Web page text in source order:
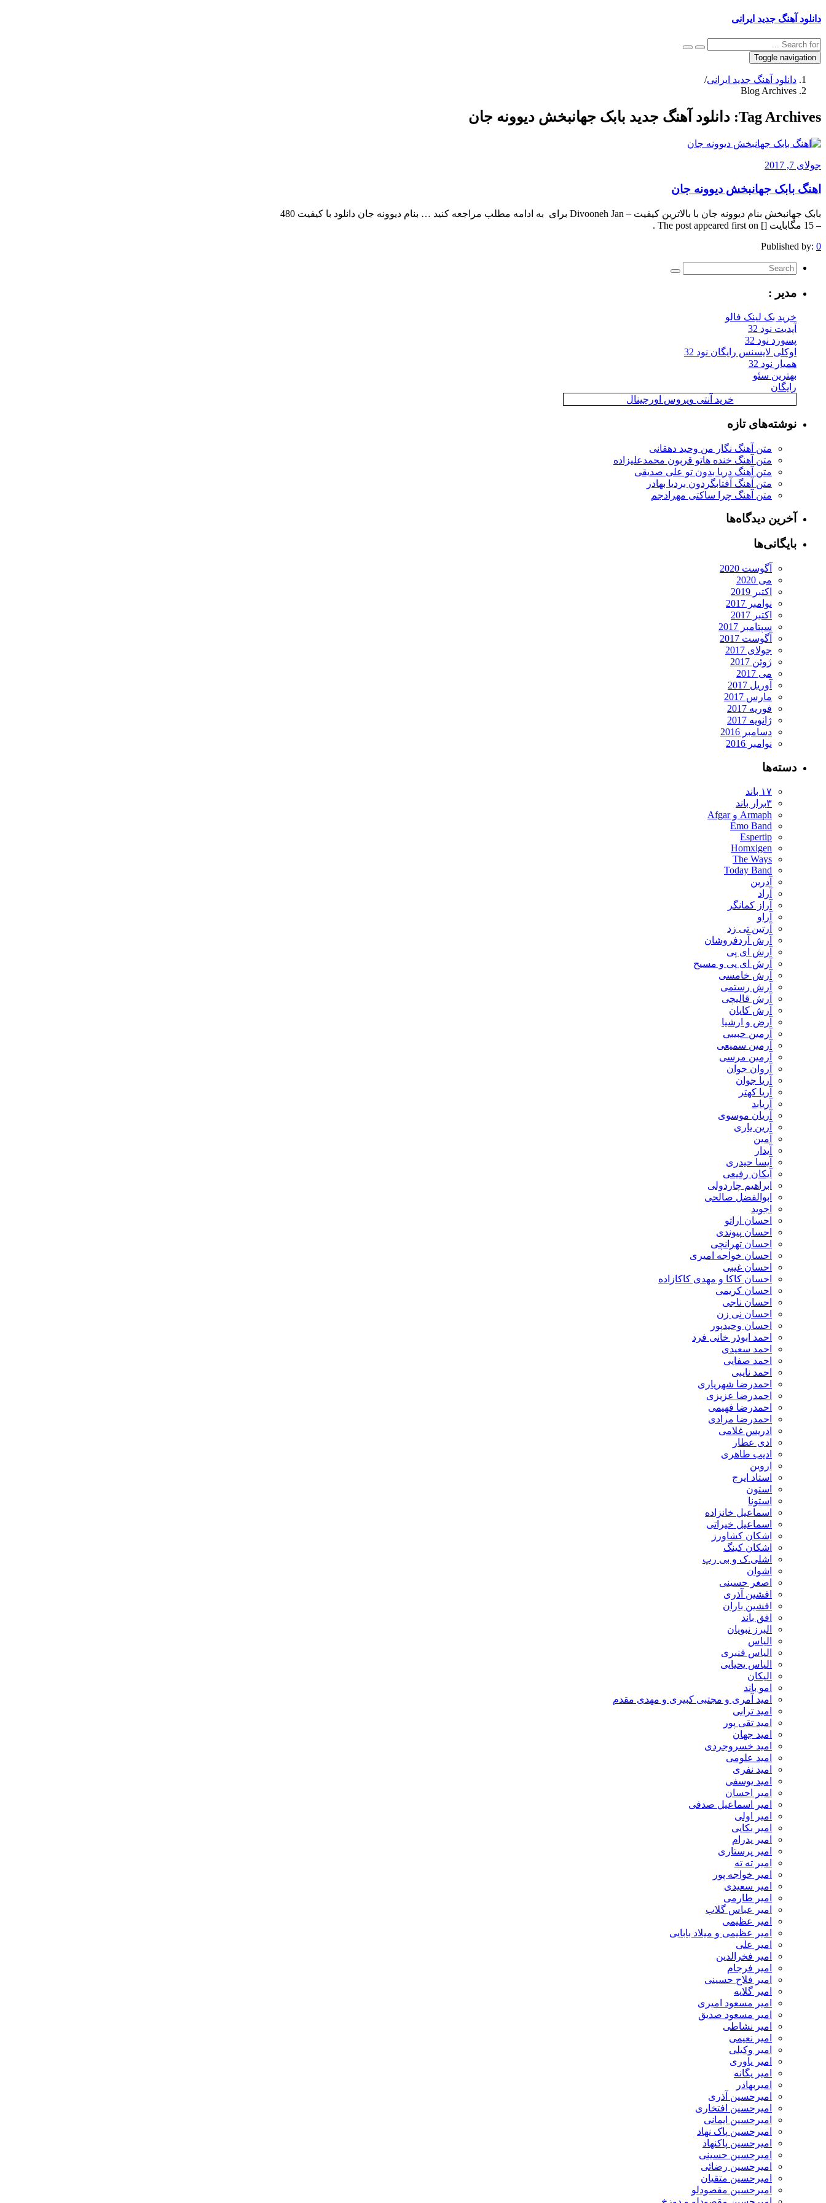
دانلود آهنگ جدید ایرانی
Toggle navigation
دانلود آهنگ جدید ایرانی/
Blog Archives
Tag Archives: دانلود آهنگ جدید بابک جهانبخش دیوونه جان
جولای 7, 2017
اهنگ بابک جهانبخش دیوونه جان
بابک جهانبخش بنام دیوونه جان با بالاترین کیفیت – Divooneh Jan برای به ادامه مطلب مراجعه کنید … بنام دیوونه جان دانلود با کیفیت 480
– 15 مگابایت [] The post appeared first on .
Published by: 0
مدیر :
خرید بک لینک فالو
آپدیت نود 32
پسورد نود 32
اوکلی لایسنس رایگان نود 32
همیار نود 32
بهترین سئو
رایگان
خرید آنتی ویروس اورجینال
نوشته‌های تازه
متن آهنگ نگار من وحید دهقانی
متن آهنگ خنده هاتو قربون محمدعلیزاده
متن آهنگ دریا بدون تو علی صدیقی
متن آهنگ آفتابگردون بردیا بهادر
متن آهنگ چرا ساکتی مهرادجم
آخرین دیدگاه‌ها
بایگانی‌ها
آگوست 2020
می 2020
اکتبر 2019
نوامبر 2017
اکتبر 2017
سپتامبر 2017
آگوست 2017
جولای 2017
ژوئن 2017
می 2017
آوریل 2017
مارس 2017
فوریه 2017
ژانویه 2017
دسامبر 2016
نوامبر 2016
دسته‌ها
۱۷ باند
۳برار باند
Armaph و Afgar
Emo Band
Espertip
Homxigen
The Ways
Today Band
آدرین
آراد
آراز کمانگر
آراو
آرتین تی زد
آرش آردفروشان
آرش ای پی
آرش ای پی و مسیح
آرش خامسی
آرش رستمی
آرش قالیچی
آرش کایان
​آرض و ارشیا
آرمین حبیبی
آرمین سمیعی
آرمین مرسی
آروان جوان
آریا جوان
آریا کهتر
آریابد
آریان موسوی
آرین یاری
آمین
آیدار
آیسا حیدری
آیکان رفیعی
ابراهیم چاردولی
ابوالفضل صالحی
اجوید
احسان اراتو
احسان پیوندی
احسان تهرانچی
احسان خواجه امیری
احسان غیبی
احسان کاکا و مهدی کاکازاده
احسان کریمی
احسان ناجی
احسان نی زن
احسان وحیدپور
احمد ابوذر خانی فرد
احمد سعیدی
احمد صفایی
احمد نایبی
احمدرضا شهریاری
احمدرضا عزیزی
احمدرضا فهیمی
احمدرضا مرادی
ادریس غلامی
ادی عطار
ادیب طاهری
اروین
استاد ایرج
استون
استونا
اسماعیل خانزاده
اسماعیل خیراتی
اشکان کشاورز
اشکان کینگ
اشلی.ک و بی رپ
اشوان
اصغر حسینی
افشین آذری
افشین باران
افق باند
البرز نبویان
الیاس
الیاس قنبرى
الیاس یحیایی
الیکان
امو باند
امید آمری و مجتبی کبیری و مهدى مقدم
امید ترابی
امید تقی پور
امید جهان
امید خسروجردی
امید علومی
امید نفری
امید یوسفی
امیر احسان
امیر اسماعیل صدفی
امیر اولی
امیر بکایی
امیر پدرام
امیر پرستاری
امیر ته ته
امیر خواجه پور
امیر سعیدی
امیر طارمی
امیر عباس گلاب
امیر عظیمی
امیر عظیمی و میلاد بابایی
امیر علی
امیر فخرالدین
امیر فرجام
امیر فلاح حسینی
امیر گلایه
امیر مسعود امیری
امیر مسعود صدیق
امیر نشاطی
امیر نعیمی
امیر وکیلی
امیر یاوری
امیر یگانه
امیربهادر
امیرحسین آذری
امیرحسین افتخاری
امیرحسین ایمانی
امیرحسین پاک نهاد
امیرحسین پاکنهاد
امیرحسین حسینی
امیرحسین رضائی
امیرحسین متقیان
امیرحسین مقصودلو